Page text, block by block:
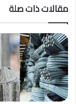
مقالات ذات صلة